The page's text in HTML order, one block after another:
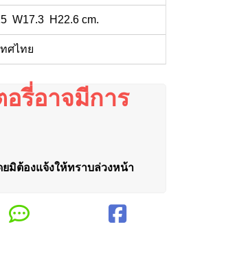
W17.3 H22.6 cm.
ศไทย
รี่อาจมีการ
มิต้องแจ้งให้ทราบล่วงหน้า